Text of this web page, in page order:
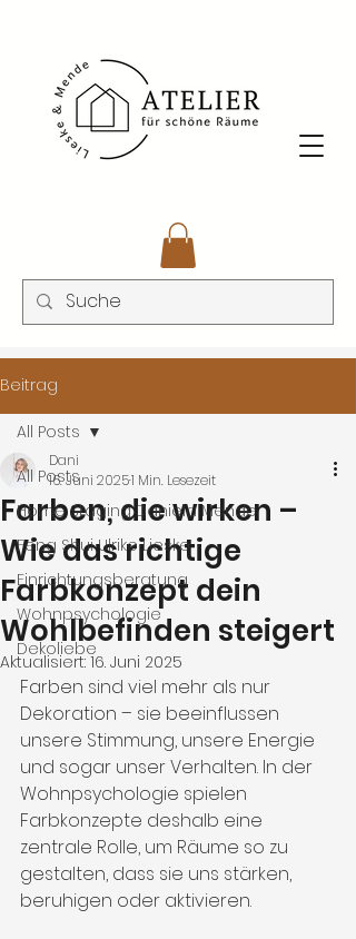
Beitrag
All Posts
Home Staging Daniela Mende
Feng Shui Ulrike Lieske
Einrichtungsberatung
Wohnpsychologie
Dekoliebe
All Posts
Farben, die wirken –
Wie das richtige
Farbkonzept dein
Wohlbefinden steigert
Dani
16. Juni 20251 Min. Lesezeit
Aktualisiert:16. Juni 2025
Farben sind viel mehr als nur
Dekoration – sie beeinflussen
unsere Stimmung, unsere Energie
und sogar unser Verhalten. In der
Wohnpsychologie spielen
Farbkonzepte deshalb eine
zentrale Rolle, um Räume so zu
gestalten, dass sie uns stärken,
beruhigen oder aktivieren.